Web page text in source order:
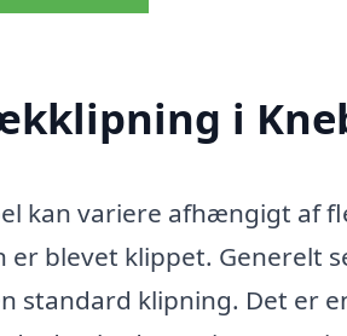
i
kan variere afhængigt af
blevet klippet. Generelt
standard klipning. Det er